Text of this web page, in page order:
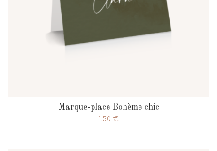
Marque-place Bohème chic
1.50 €